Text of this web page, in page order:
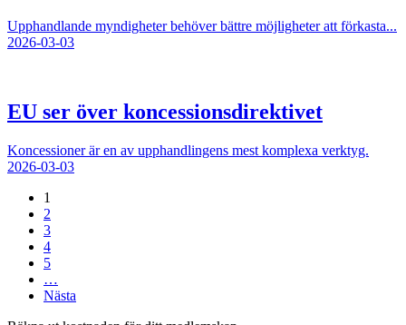
Upphandlande myndigheter behöver bättre möjligheter att förkasta...
2026-03-03
EU ser över koncessionsdirektivet
Koncessioner är en av upphandlingens mest komplexa verktyg.
2026-03-03
1
2
3
4
5
…
Nästa